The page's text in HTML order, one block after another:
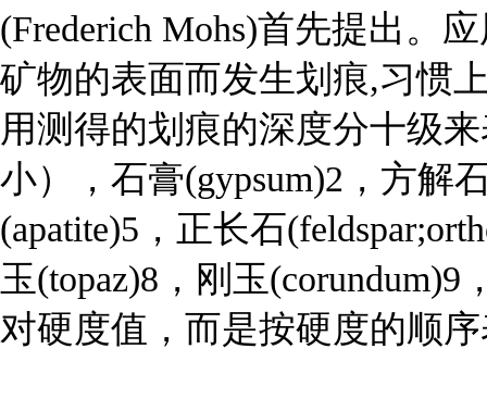
(Frederich Mohs)首先提出。
矿物的表面而发生划痕,习惯
用测得的划痕的深度分十级
小），石膏(gypsum)2，方解
(apatite)5，正长石
玉(topaz)8，刚玉
对硬度值，而是按硬度的顺